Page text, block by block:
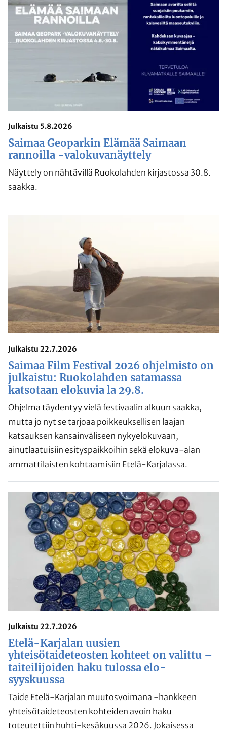
Julkaistu 5.8.2026
Saimaa Geoparkin Elämää Saimaan
rannoilla -valokuvanäyttely
Näyttely on nähtävillä Ruokolahden kirjastossa 30.8.
saakka.
Julkaistu 22.7.2026
Saimaa Film Festival 2026 ohjelmisto on
julkaistu: Ruokolahden satamassa
katsotaan elokuvia la 29.8.
Ohjelma täydentyy vielä festivaalin alkuun saakka,
mutta jo nyt se tarjoaa poikkeuksellisen laajan
katsauksen kansainväliseen nykyelokuvaan,
ainutlaatuisiin esityspaikkoihin sekä elokuva-alan
ammattilaisten kohtaamisiin Etelä-Karjalassa.
Julkaistu 22.7.2026
Etelä-Karjalan uusien
yhteisötaideteosten kohteet on valittu –
taiteilijoiden haku tulossa elo-
syyskuussa
Taide Etelä-Karjalan muutosvoimana -hankkeen
yhteisötaideteosten kohteiden avoin haku
toteutettiin huhti-kesäkuussa 2026. Jokaisessa